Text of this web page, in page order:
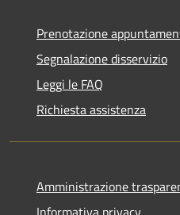
Prenotazione
Segnalazione disservizio
Leggi le FAQ
Richiesta assistenza
Amministrazione